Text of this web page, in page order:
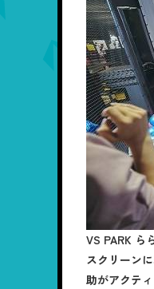
VS PARK ら
スクリーン
助がアクテ